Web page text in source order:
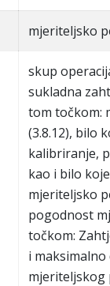
mjeriteljsko
skup
sukladna
tom točkom:
(3.8.12), bilo
kalibriranje,
kao i bilo
mjeriteljsko
pogodnost
točkom:
i
mjeriteljskog